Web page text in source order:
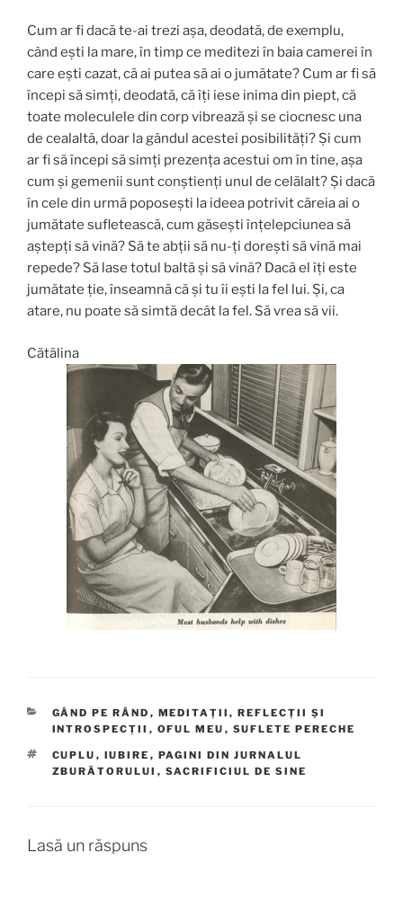
Cum ar fi dacă te-ai trezi aşa, deodată, de exemplu,
când eşti la mare, în timp ce meditezi în baia camerei în
care eşti cazat, că ai putea să ai o jumătate? Cum ar fi să
începi să simți, deodată, că îţi iese inima din piept, că
toate moleculele din corp vibrează şi se ciocnesc una
de cealaltă, doar la gândul acestei posibilităţi? Şi cum
ar fi să începi să simţi prezenţa acestui om în tine, aşa
cum şi gemenii sunt conştienţi unul de celălalt? Şi dacă
în cele din urmă poposeşti la ideea potrivit căreia ai o
jumătate sufletească, cum găseşti înţelepciunea să
aştepţi să vină? Să te abţii să nu-ţi doreşti să vină mai
repede? Să lase totul baltă şi să vină? Dacă el îţi este
jumătate ţie, înseamnă că şi tu îi eşti la fel lui. Şi, ca
atare, nu poate să simtă decât la fel. Să vrea să vii.
Cătălina
CATEGORII
GÂND PE RÂND , MEDITAȚII, REFLECȚII ȘI
INTROSPECȚII , OFUL MEU , SUFLETE PERECHE
ETICHETE
CUPLU , IUBIRE , PAGINI DIN JURNALUL
ZBURĂTORULUI , SACRIFICIUL DE SINE
Lasă un răspuns